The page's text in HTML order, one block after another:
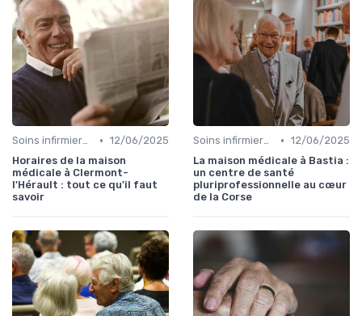
Soins infirmiers à domicile • 12/06/2025
Horaires de la maison
médicale à Clermont-
l'Hérault : tout ce qu'il faut
savoir
Soins infirmiers à domicile • 12/06/2025
La maison médicale à Bastia :
un centre de santé
pluriprofessionnelle au cœur
de la Corse